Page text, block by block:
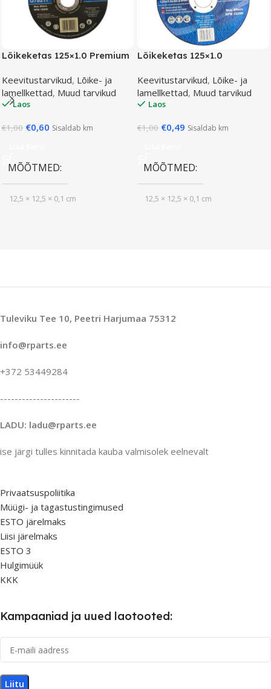
Lõikeketas 125×1.0 Premium
Keevitustarvikud, Lõike- ja
lamellkettad, Muud tarvikud
Laos
€1,00 €0,60 Sisaldab km
MÕÕTMED
12,5 × 12,5 × 0,1 cm
Lõikeketas 125×1.0
Keevitustarvikud, Lõike- ja
lamellkettad, Muud tarvikud
Laos
€1,00 €0,49 Sisaldab km
MÕÕTMED
12,5 × 12,5 × 0,1 cm
Tuleviku Tee 10, Peetri Harjumaa 75312
info@rparts.ee
+372 53449284
----------------------
LADU: ladu@rparts.ee
ise järgi tulles kinnitada kauba valmisolek eelnevalt
Privaatsuspoliitika
Müügi- ja tagastustingimused
ESTO järelmaks
Liisi järelmaks
ESTO 3
Hulgimüük
KKK
Kampaaniad ja uued laotooted: